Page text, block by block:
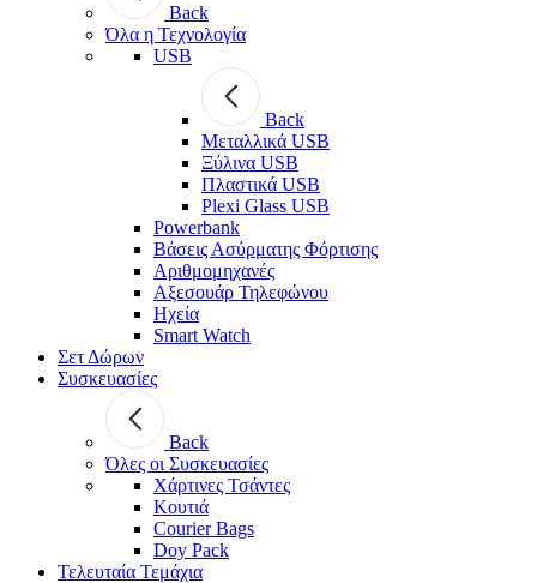
Back
Όλα η Τεχνολογία
USB
Back
Μεταλλικά USB
Ξύλινα USB
Πλαστικά USB
Plexi Glass USB
Powerbank
Βάσεις Ασύρματης Φόρτισης
Αριθμομηχανές
Αξεσουάρ Τηλεφώνου
Ηχεία
Smart Watch
Σετ Δώρων
Συσκευασίες
Back
Όλες οι Συσκευασίες
Χάρτινες Τσάντες
Κουτιά
Courier Bags
Doy Pack
Τελευταία Τεμάχια